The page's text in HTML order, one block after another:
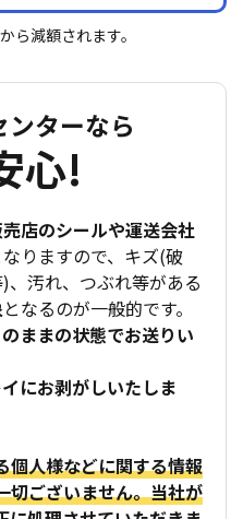
ら減額されます。
ンターなら
心!
店のシールや運送会社
なりますので、キズ(破
汚れ、つぶれ等がある
となるのが一般的です。
ままの状態でお送りい
にお剥がしいたしま
個人様などに関する情報
切ございません。当社が